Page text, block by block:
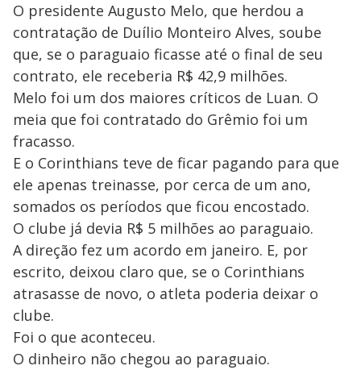
O presidente Augusto Melo, que herdou a
contratação de Duílio Monteiro Alves, soube
que, se o paraguaio ficasse até o final de seu
contrato, ele receberia R$ 42,9 milhões.
Melo foi um dos maiores críticos de Luan. O
meia que foi contratado do Grêmio foi um
fracasso.
E o Corinthians teve de ficar pagando para que
ele apenas treinasse, por cerca de um ano,
somados os períodos que ficou encostado.
O clube já devia R$ 5 milhões ao paraguaio.
A direção fez um acordo em janeiro. E, por
escrito, deixou claro que, se o Corinthians
atrasasse de novo, o atleta poderia deixar o
clube.
Foi o que aconteceu.
O dinheiro não chegou ao paraguaio.